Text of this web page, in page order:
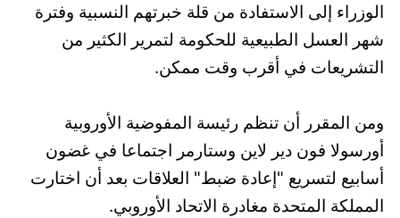
الوزراء إلى الاستفادة من قلة خبرتهم النسبية وفترة
شهر العسل الطبيعية للحكومة لتمرير الكثير من
التشريعات في أقرب وقت ممكن.
ومن المقرر أن تنظم رئيسة المفوضية الأوروبية
أورسولا فون دير لاين وستارمر اجتماعا في غضون
أسابيع لتسريع "إعادة ضبط" العلاقات بعد أن اختارت
المملكة المتحدة مغادرة الاتحاد الأوروبي.